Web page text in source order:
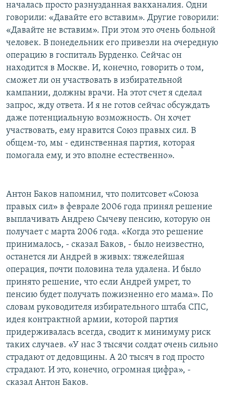
началась просто разнузданная вакханалия. Одни
говорили: «Давайте его вставим». Другие говорили:
«Давайте не вставим». При этом это очень больной
человек. В понедельник его привезли на очередную
операцию в госпиталь Бурденко. Сейчас он
находится в Москве. И, конечно, говорить о том,
сможет ли он участвовать в избирательной
кампании, должны врачи. На этот счет я сделал
запрос, жду ответа. И я не готов сейчас обсуждать
даже потенциальную возможность. Он хочет
участвовать, ему нравится Союз правых сил. В
общем-то, мы - единственная партия, которая
помогала ему, и это вполне естественно».
Антон Баков напомнил, что политсовет «Союза
правых сил» в феврале 2006 года принял решение
выплачивать Андрею Сычеву пенсию, которую он
получает с марта 2006 года. «Когда это решение
принималось, - сказал Баков, - было неизвестно,
останется ли Андрей в живых: тяжелейшая
операция, почти половина тела удалена. И было
принято решение, что если Андрей умрет, то
пенсию будет получать пожизненно его мама». По
словам руководителя избирательного штаба СПС,
идея контрактной армии, которой партия
придерживалась всегда, сводит к минимуму риск
таких случаев. «У нас 3 тысячи солдат очень сильно
страдают от дедовщины. А 20 тысяч в год просто
страдают. И это, конечно, огромная цифра», -
сказал Антон Баков.